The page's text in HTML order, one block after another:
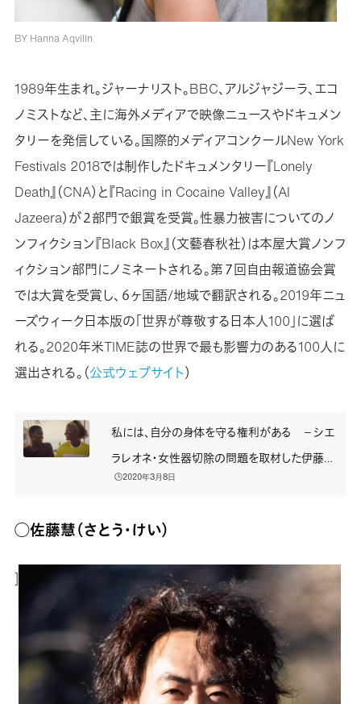
BY Hanna Aqvilin
1989年生まれ。ジャーナリスト。BBC、アルジャジーラ、エコ
ノミストなど、主に海外メディアで映像ニュースやドキュメン
タリーを発信している。国際的メディアコンクールNew York
Festivals 2018では制作したドキュメンタリー『Lonely
Death』（CNA）と『Racing in Cocaine Valley』（Al
Jazeera）が２部門で銀賞を受賞。性暴力被害についてのノ
ンフィクション『Black Box』（文藝春秋社）は本屋大賞ノンフ
ィクション部門にノミネートされる。第７回自由報道協会賞
では大賞を受賞し、６ヶ国語/地域で翻訳される。2019年ニュ
ーズウィーク日本版の「世界が尊敬する日本人100」に選ば
れる。2020年米TIME誌の世界で最も影響力のある100人に
選出される。（公式ウェブサイト）
私には、自分の身体を守る権利がある －シエ
ラレオネ・女性器切除の問題を取材した伊藤詩
織さんインタビュー
🕒️2020年3月8日
◯佐藤慧（さとう・けい）
]